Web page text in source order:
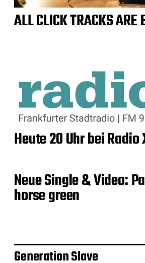
ALL CLICK TRACKS ARE
Heute 20 Uhr bei Radio
Neue Single & Video:
horse green
Generation Slave